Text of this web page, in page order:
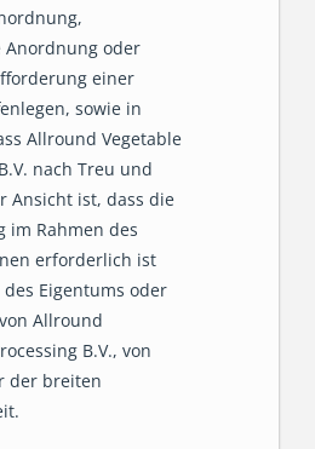
oder
einer
sowie in
Allround Vegetable
nach Treu und
Ansicht ist, dass die
im Rahmen des
erforderlich ist
Eigentums oder
Allround
B.V., von
der breiten